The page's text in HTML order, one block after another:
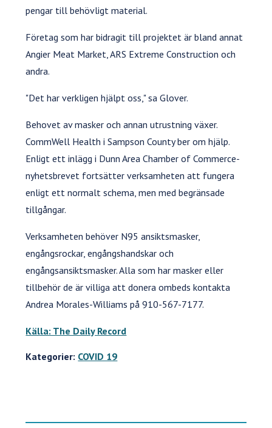
pengar till behövligt material.
Företag som har bidragit till projektet är bland annat
Angier Meat Market, ARS Extreme Construction och
andra.
"Det har verkligen hjälpt oss," sa Glover.
Behovet av masker och annan utrustning växer.
CommWell Health i Sampson County ber om hjälp.
Enligt ett inlägg i Dunn Area Chamber of Commerce-
nyhetsbrevet fortsätter verksamheten att fungera
enligt ett normalt schema, men med begränsade
tillgångar.
Verksamheten behöver N95 ansiktsmasker,
engångsrockar, engångshandskar och
engångsansiktsmasker. Alla som har masker eller
tillbehör de är villiga att donera ombeds kontakta
Andrea Morales-Williams på 910-567-7177.
Källa: The Daily Record
Kategorier: COVID 19